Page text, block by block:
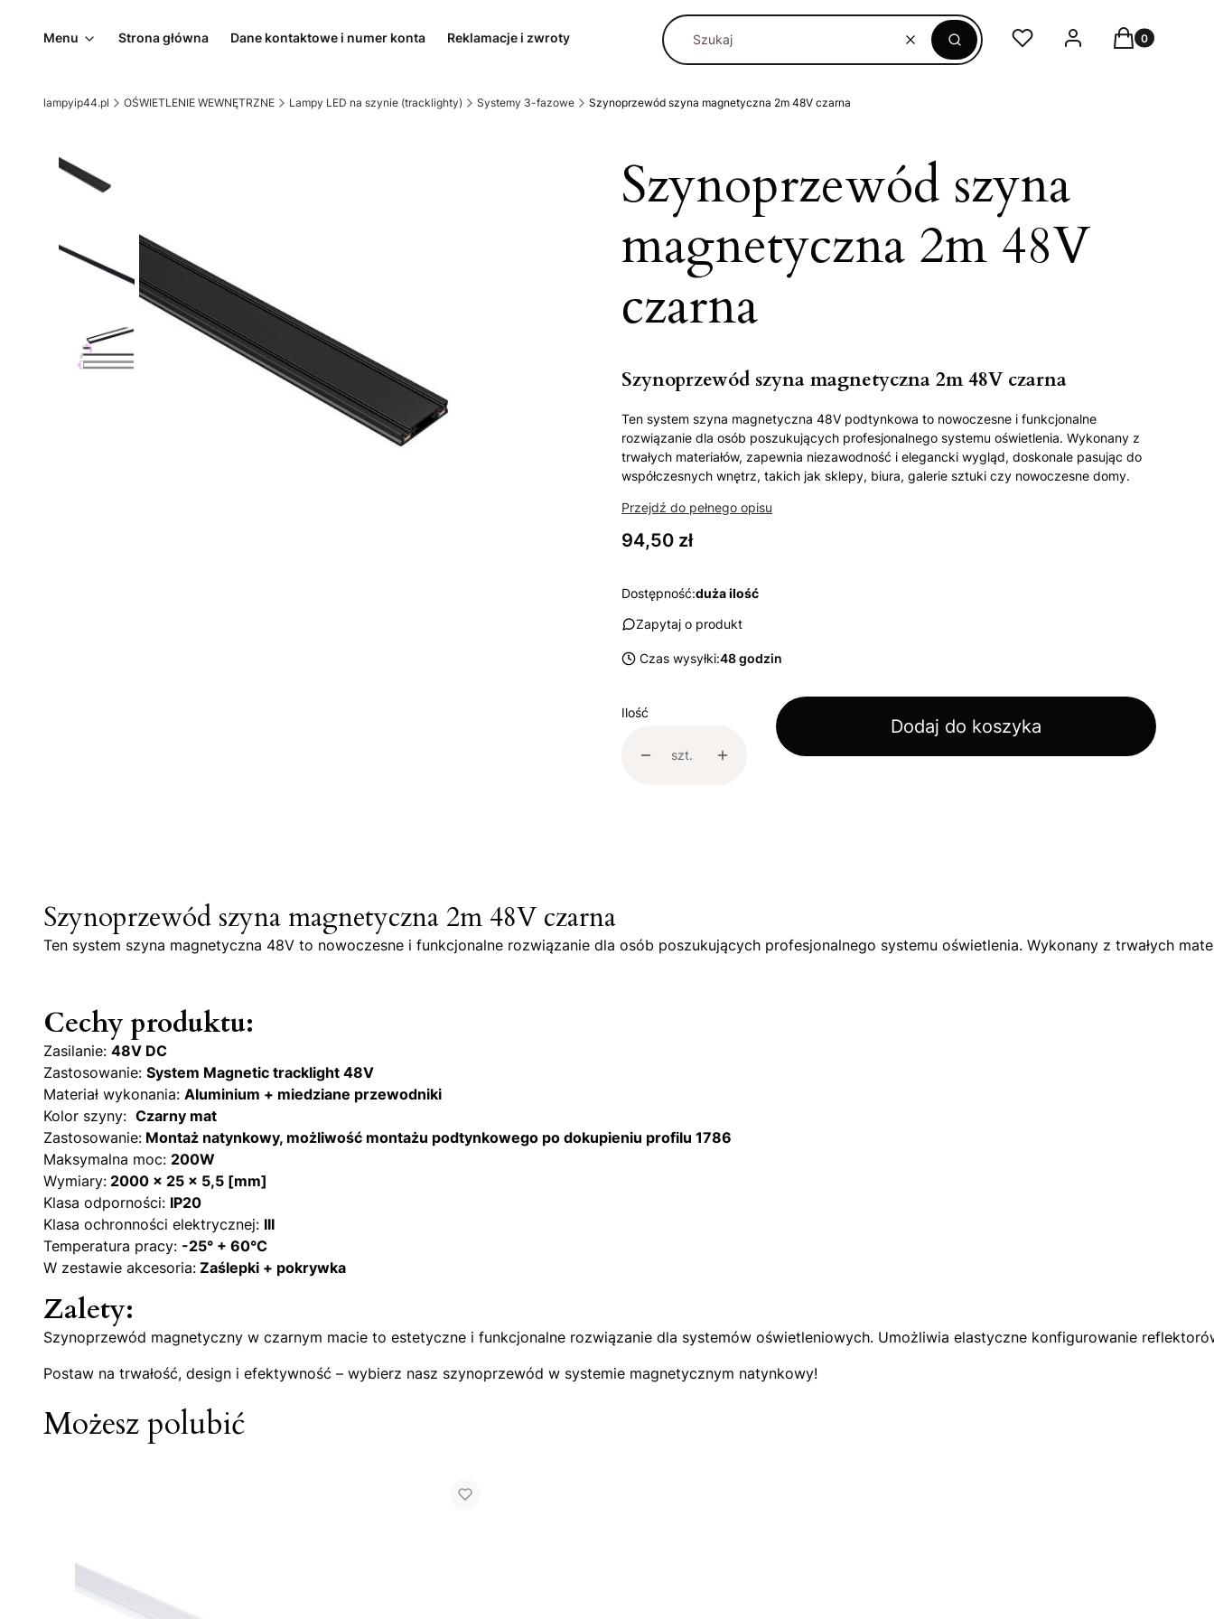
Menu Strona główna Dane kontaktowe i numer konta Reklamacje i zwroty
WyczyśćSzukaj
Ulubione Zaloguj sięProdukty w
Koszyk
lampyip44.pl OŚWIETLENIE WEWNĘTRZNE Lampy LED na szynie (tracklighty) Systemy 3-fazowe Szynoprzewód szyna magnetyczna 2m 48V czarna
Szynoprzewód szyna
magnetyczna 2m 48V
czarna
Szynoprzewód szyna magnetyczna 2m 48V czarna
Ten system szyna magnetyczna 48V podtynkowa to nowoczesne i funkcjonalne
rozwiązanie dla osób poszukujących profesjonalnego systemu oświetlenia. Wykonany z
trwałych materiałów, zapewnia niezawodność i elegancki wygląd, doskonale pasując do
współczesnych wnętrz, takich jak sklepy, biura, galerie sztuki czy nowoczesne domy.
Przejdź do pełnego opisu
Cena
94,50 zł
Dostępność:duża ilość
Zapytaj o produkt
Czas wysyłki:48 godzin
Ilość
szt.
Dodaj do koszyka
Szynoprzewód szyna magnetyczna 2m 48V czarna
Ten system szyna magnetyczna 48V to nowoczesne i funkcjonalne rozwiązanie dla osób poszukujących profesjonalnego systemu oświetlenia. Wykonany z trwałych
Cechy produktu:
Zasilanie: 48V DC
Zastosowanie: System Magnetic tracklight 48V
Materiał wykonania: Aluminium + miedziane przewodniki
Kolor szyny: Czarny mat
Zastosowanie: Montaż natynkowy, możliwość montażu podtynkowego po dokupieniu profilu 1786
Maksymalna moc: 200W
Wymiary: 2000 x 25 x 5,5 [mm]
Klasa odporności: IP20
Klasa ochronności elektrycznej: III
Temperatura pracy: -25° + 60°C
W zestawie akcesoria: Zaślepki + pokrywka
Zalety:
Szynoprzewód magnetyczny w czarnym macie to estetyczne i funkcjonalne rozwiązanie dla systemów oświetleniowych. Umożliwia elastyczne konfigurowanie
Postaw na trwałość, design i efektywność – wybierz nasz szynoprzewód w systemie magnetycznym natynkowy!
Możesz polubić